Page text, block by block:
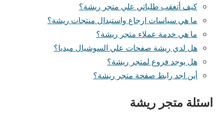
كيف أتعقب طلباتي علي متجر ريشة؟
ما هي سياسات ارجاع واستبدال منتجات ريشة؟
ما هي خدمة عملاء متجر ريشة؟
هل لدي ريشة صفحات علي السوشيال ميديا؟
هل يوجد فروع لمتجر ريشة؟
أين اجد رابط صفحة متجر ريشة؟
اسئلة متجر ريشة